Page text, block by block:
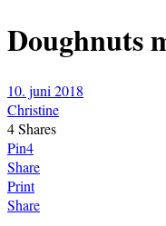
Doughnuts
10. juni 2018
Christine
4Shares
Pin4
Share
Print
Share